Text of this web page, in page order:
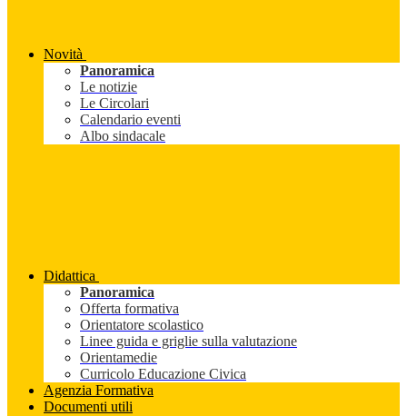
Novità
Panoramica
Le notizie
Le Circolari
Calendario eventi
Albo sindacale
Didattica
Panoramica
Offerta formativa
Orientatore scolastico
Linee guida e griglie sulla valutazione
Orientamedie
Curricolo Educazione Civica
Agenzia Formativa
Documenti utili